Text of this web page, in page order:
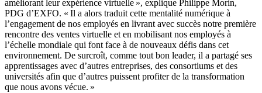
améliorant leur expérience virtuelle », explique Philippe Morin,
PDG d’EXFO. « Il a alors traduit cette mentalité numérique à
l’engagement de nos employés en livrant avec succès notre première
rencontre des ventes virtuelle et en mobilisant nos employés à
l’échelle mondiale qui font face à de nouveaux défis dans cet
environnement. De surcroît, comme tout bon leader, il a partagé ses
apprentissages avec d’autres entreprises, des consortiums et des
universités afin que d’autres puissent profiter de la transformation
que nous avons vécue. »